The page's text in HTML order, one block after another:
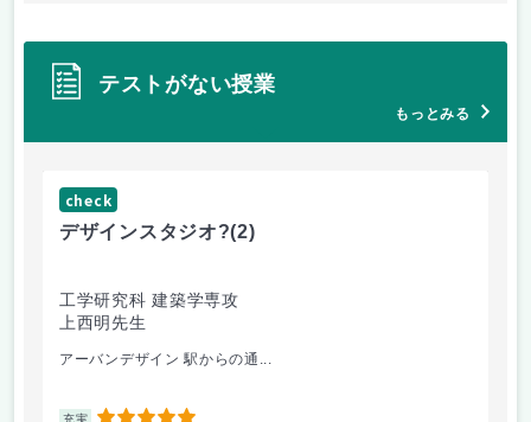
テストがない授業
もっとみる
check
デザインスタジオ?(2)
工学研究科 建築学専攻
上西明先生
アーバンデザイン 駅からの通...
充実